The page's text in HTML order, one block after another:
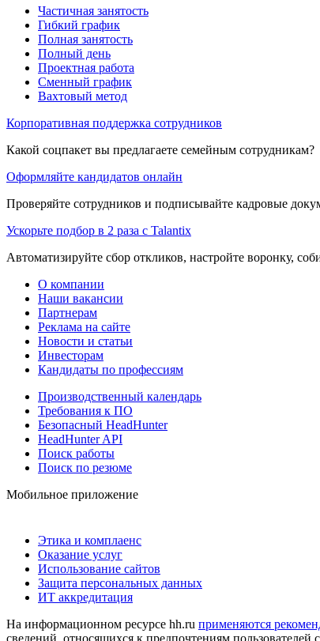
Частичная занятость
Гибкий график
Полная занятость
Полный день
Проектная работа
Сменный график
Вахтовый метод
Корпоративная поддержка сотрудников
Какой соцпакет вы предлагаете семейным сотрудникам?
Оформляйте кандидатов онлайн
Проверяйте сотрудников и подписывайте кадровые
Ускорьте подбор в 2 раза с Talantix
Автоматизируйте сбор откликов, настройте воронку,
О компании
Наши вакансии
Партнерам
Реклама на сайте
Новости и статьи
Инвесторам
Кандидаты по профессиям
Производственный календарь
Требования к ПО
Безопасный HeadHunter
HeadHunter API
Поиск работы
Поиск по резюме
Мобильное приложение
Этика и комплаенс
Оказание услуг
Использование сайтов
Защита персональных данных
ИТ аккредитация
На информационном ресурсе hh.ru применяются